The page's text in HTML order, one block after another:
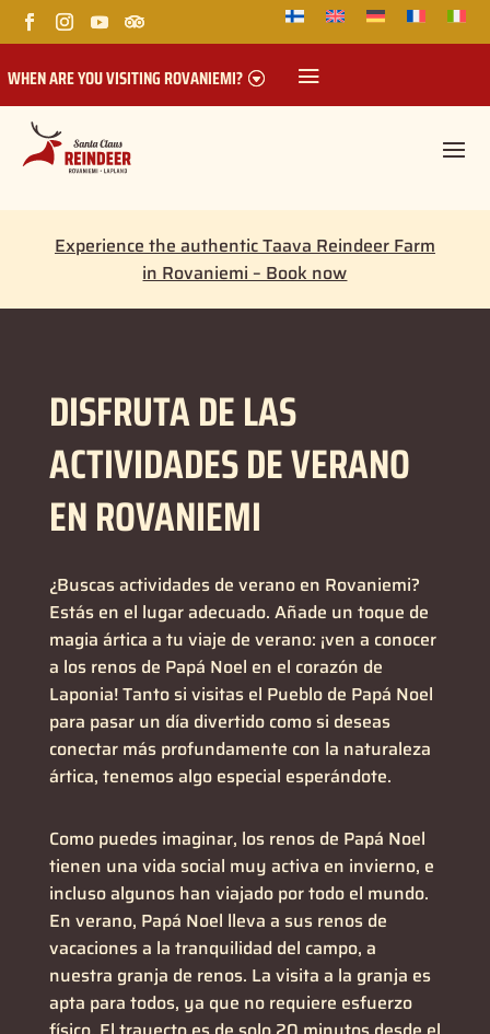
WHEN ARE YOU VISITING ROVANIEMI?
Experience the authentic Taava Reindeer Farm
in Rovaniemi – Book now
DISFRUTA DE LAS
ACTIVIDADES DE VERANO
EN ROVANIEMI
¿Buscas actividades de verano en Rovaniemi?
Estás en el lugar adecuado. Añade un toque de
magia ártica a tu viaje de verano: ¡ven a conocer
a los renos de Papá Noel en el corazón de
Laponia! Tanto si visitas el Pueblo de Papá Noel
para pasar un día divertido como si deseas
conectar más profundamente con la naturaleza
ártica, tenemos algo especial esperándote.
Como puedes imaginar, los renos de Papá Noel
tienen una vida social muy activa en invierno, e
incluso algunos han viajado por todo el mundo.
En verano, Papá Noel lleva a sus renos de
vacaciones a la tranquilidad del campo, a
nuestra granja de renos. La visita a la granja es
apta para todos, ya que no requiere esfuerzo